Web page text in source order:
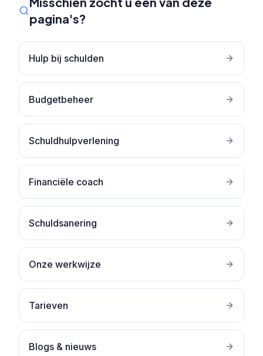
pagina's?
Hulp bij schulden
Budgetbeheer
Schuldhulpverlening
Financiële coach
Schuldsanering
Onze werkwijze
Tarieven
Blogs & nieuws